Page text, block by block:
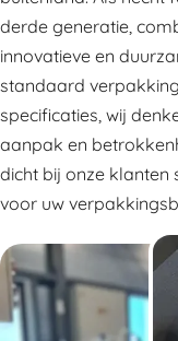
derde generatie,
innovatieve en
standaard
specificaties, wij
aanpak en
dicht bij onze klanten
voor uw